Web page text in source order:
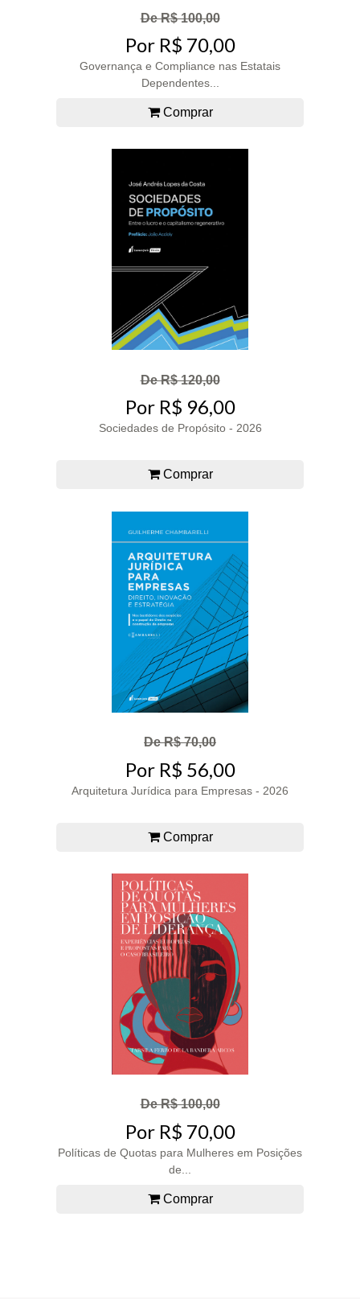
De R$ 100,00
Por R$ 70,00
Governança e Compliance nas Estatais
Dependentes...
Comprar
De R$ 120,00
Por R$ 96,00
Sociedades de Propósito - 2026
Comprar
De R$ 70,00
Por R$ 56,00
Arquitetura Jurídica para Empresas - 2026
Comprar
De R$ 100,00
Por R$ 70,00
Políticas de Quotas para Mulheres em Posições
de...
Comprar